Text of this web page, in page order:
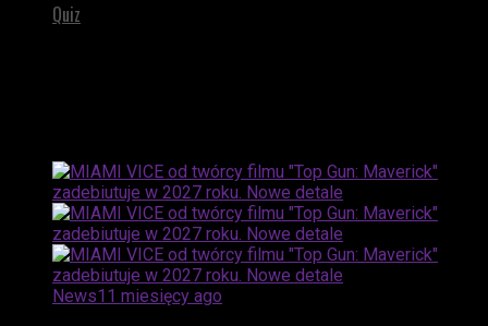
Quiz
News11 miesięcy ago